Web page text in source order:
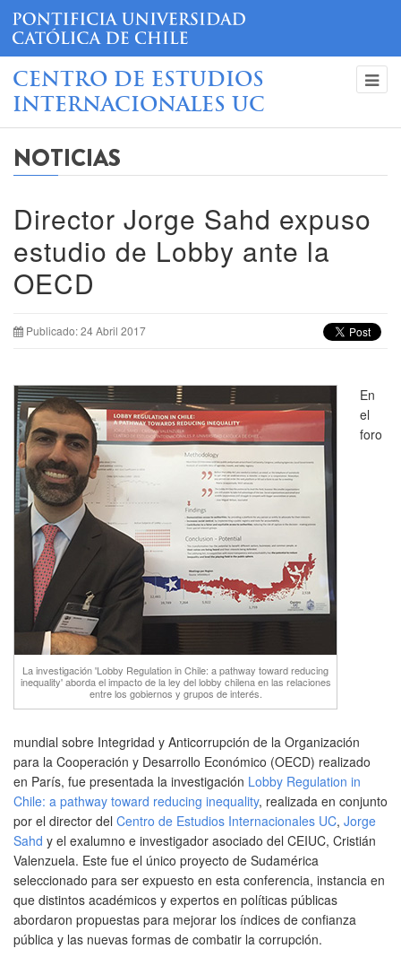
CENTRO DE ESTUDIOS
INTERNACIONALES UC
NOTICIAS
Director Jorge Sahd expuso
estudio de Lobby ante la
OECD
Publicado: 24 Abril 2017
La investigación 'Lobby Regulation in Chile: a pathway toward reducing
inequality' aborda el impacto de la ley del lobby chilena en las relaciones
entre los gobiernos y grupos de interés.
En
el
foro
mundial sobre Integridad y Anticorrupción de la Organización
para la Cooperación y Desarrollo Económico (OECD) realizado
en París, fue presentada la investigación Lobby Regulation in
Chile: a pathway toward reducing inequality, realizada en conjunto
por el director del Centro de Estudios Internacionales UC, Jorge
Sahd y el exalumno e investigador asociado del CEIUC, Cristián
Valenzuela. Este fue el único proyecto de Sudamérica
seleccionado para ser expuesto en esta conferencia, instancia en
que distintos académicos y expertos en políticas públicas
abordaron propuestas para mejorar los índices de confianza
pública y las nuevas formas de combatir la corrupción.